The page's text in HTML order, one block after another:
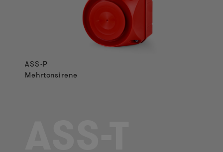
ASS-P
Mehrtonsirene